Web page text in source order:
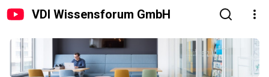
VDI Wissensforum GmbH